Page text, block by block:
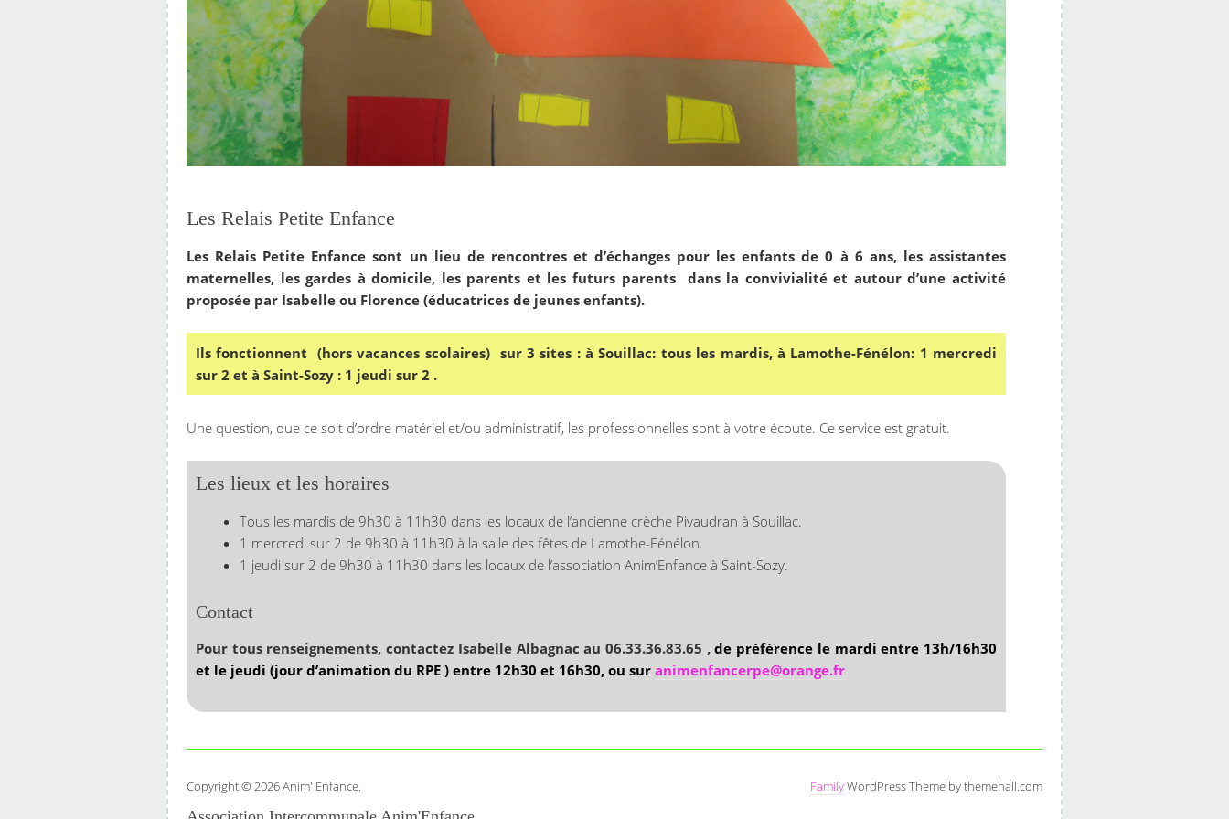
Les Relais Petite Enfance
Les Relais Petite Enfance sont un lieu de rencontres et d’échanges pour les enfants de 0 à 6 ans, les assistantes
maternelles, les gardes à domicile, les parents et les futurs parents
dans la convivialité et autour d’une activité
proposée par Isabelle ou Florence (éducatrices de jeunes enfants).
Ils fonctionnent (hors vacances scolaires) sur 3 sites : à Souillac: tous les mardis, à Lamothe-Fénélon: 1 mercredi
sur 2 et à Saint-Sozy : 1 jeudi sur 2 .
Une question, que ce soit d’ordre matériel et/ou administratif, les professionnelles sont à votre écoute. Ce service est gratuit.
Les lieux et les horaires
Tous les mardis de 9h30 à 11h30 dans les locaux de l’ancienne crèche Pivaudran à Souillac.
1 mercredi sur 2 de 9h30 à 11h30 à la salle des fêtes de Lamothe-Fénélon.
1 jeudi sur 2 de 9h30 à 11h30 dans les locaux de l’association Anim’Enfance à Saint-Sozy.
Contact
Pour tous renseignements, contactez Isabelle Albagnac au 06.33.36.83.65 ,de préférence le mardi entre 13h/16h30
et le jeudi (jour d’animation du RPE ) entre 12h30 et 16h30, ou sur animenfancerpe@orange.fr
Copyright © 2026 Anim' Enfance. FamilyWordPress Theme by themehall.com